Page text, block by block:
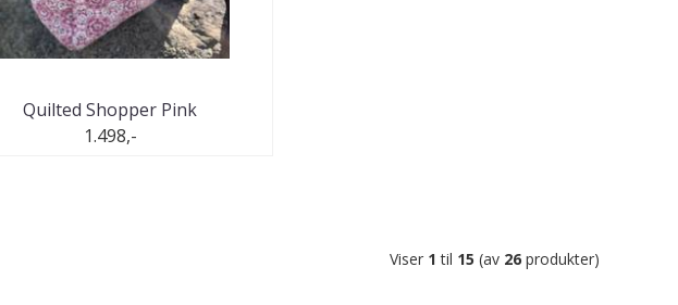
Quilted Shopper Pink
1.498,-
Viser 1 til 15 (av 26 produkter)